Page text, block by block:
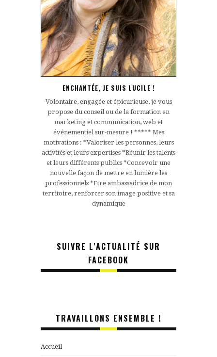
ENCHANTÉE, JE SUIS LUCILE !
Volontaire, engagée et épicurieuse, je vous
propose du conseil ou de la formation en
marketing et communication, web et
événementiel sur-mesure ! ***** Mes
motivations : *Valoriser les personnes, leurs
activités et leurs expertises *Réunir les talents
et leurs différents publics *Concevoir une
nouvelle façon de mettre en lumière les
professionnels *Etre ambassadrice de mon
territoire, renforcer son image positive et sa
dynamique
SUIVRE L'ACTUALITÉ SUR
FACEBOOK
TRAVAILLONS ENSEMBLE !
Accueil